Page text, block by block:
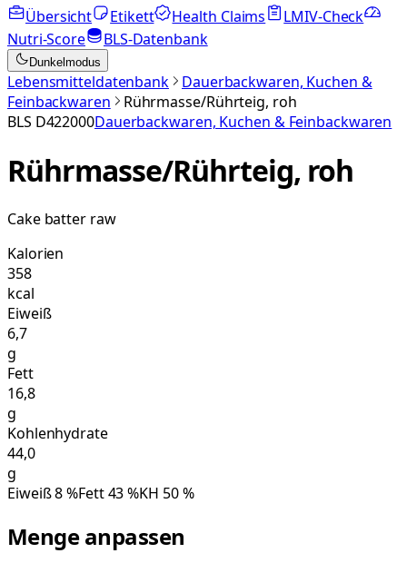
Übersicht
Etikett Health Claims
LMIV-Check
Nutri-Score
BLS-Datenbank
Dunkelmodus
Lebensmitteldatenbank
Dauerbackwaren, Kuchen &
Feinbackwaren
Rührmasse/Rührteig, roh
BLS D422000Dauerbackwaren, Kuchen & Feinbackwaren
Rührmasse/Rührteig, roh
Cake batter raw
Kalorien
358
kcal
Eiweiß
6,7
g
Fett
16,8
g
Kohlenhydrate
44,0
g
Eiweiß8%Fett43%KH 50%
Menge anpassen